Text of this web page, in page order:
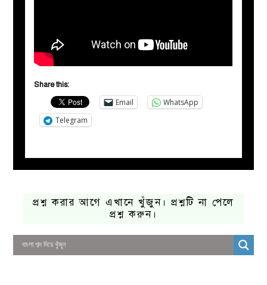
Share this:
Email
WhatsApp
Telegram
প্রশ্ন করার আগে এখানে খুঁজুন। প্রশ্নটি না পেলে
প্রশ্ন করুন।